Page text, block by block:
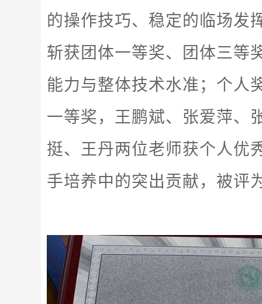
的操作技巧、稳定的临场发
斩获团体一等奖、团体三等
能力与整体技术水准；个人
一等奖，王鹏斌、张爱萍、
挺、王丹两位老师获个人优
手培养中的突出贡献，被评